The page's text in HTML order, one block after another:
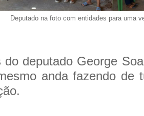
Deputado na foto com entidades para uma
do deputado George
anda fazendo de